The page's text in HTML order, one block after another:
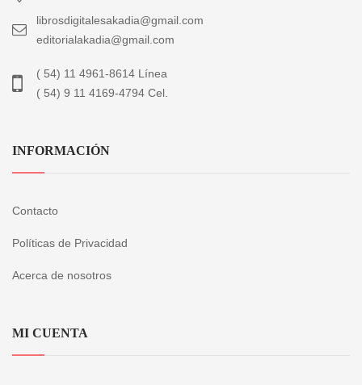
librosdigitalesakadia@gmail.com
editorialakadia@gmail.com
( 54) 11 4961-8614 Línea
( 54) 9 11 4169-4794 Cel.
INFORMACIÓN
Contacto
Políticas de Privacidad
Acerca de nosotros
MI CUENTA